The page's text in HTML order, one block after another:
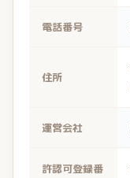
電話番号
住所
運営会社
許認可登録番